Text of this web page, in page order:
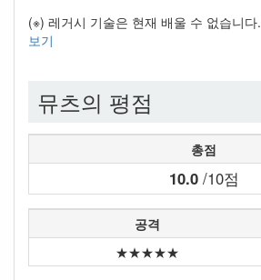
(※) 레거시 기술은 현재 배울 수 없습니다.
보기
뮤츠의 평점
총점
10.0 /10점
공격
★★★★★